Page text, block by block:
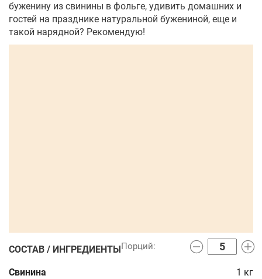
буженину из свинины в фольге, удивить домашних и
гостей на празднике натуральной бужениной, еще и
такой нарядной? Рекомендую!
СОСТАВ / ИНГРЕДИЕНТЫ
Свинина 1 кг